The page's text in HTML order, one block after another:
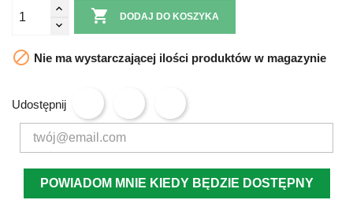
 DODAJ DO KOSZYKA
 Nie ma wystarczającej ilości produktów w magazynie
Udostępnij
POWIADOM MNIE KIEDY BĘDZIE DOSTĘPNY